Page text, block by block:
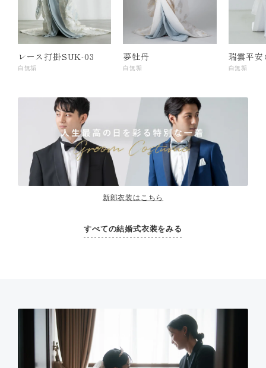
レース打掛SUK-03
白無垢
夢牡丹
白無垢
瑞雲平安
白無垢
新郎衣装はこちら
すべての結婚式衣装をみる